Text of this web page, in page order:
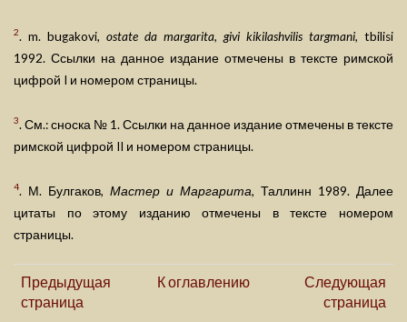
2. m. bugakovi, ostate da margarita, givi kikilashvilis targmani, tbilisi
1992. Ссылки на данное издание отмечены в тексте римской
цифрой I и номером страницы.
3. См.: сноска № 1. Ссылки на данное издание отмечены в тексте
римской цифрой II и номером страницы.
4. М. Булгаков, Мастер и Маргарита, Таллинн 1989. Далее
цитаты по этому изданию отмечены в тексте номером
страницы.
Предыдущая
страница
К оглавлению
Следующая
страница